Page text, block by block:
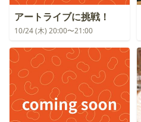
アートライブに挑戦！
10/24 (木) 20:00〜21:00